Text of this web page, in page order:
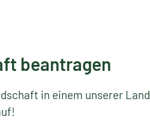
beantragen
in einem unserer